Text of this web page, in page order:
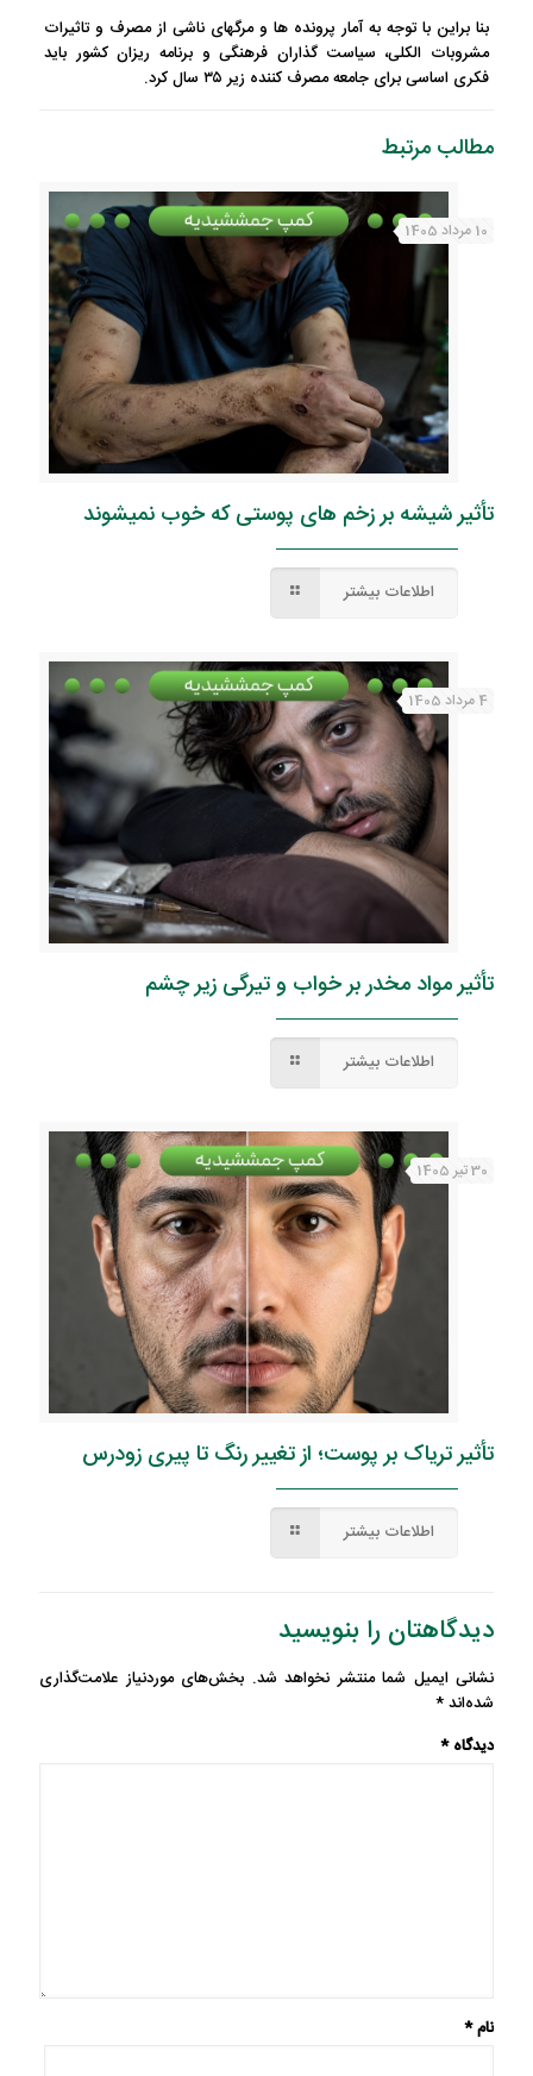
بنا براین با توجه به آمار پرونده ها و مرگهای ناشی از مصرف و تاثیرات
مشروبات الکلی، سیاست گذاران فرهنگی و برنامه ریزان کشور باید
فکری اساسی برای جامعه مصرف کننده زیر ۳۵ سال کرد.
مطالب مرتبط
10 مرداد 1405
تأثیر شیشه بر زخم های پوستی که خوب نمیشوند
اطلاعات بیشتر
4 مرداد 1405
تأثیر مواد مخدر بر خواب و تیرگی زیر چشم
اطلاعات بیشتر
30 تیر 1405
تأثیر تریاک بر پوست؛ از تغییر رنگ تا پیری زودرس
اطلاعات بیشتر
دیدگاهتان را بنویسید
نشانی ایمیل شما منتشر نخواهد شد. بخش‌های موردنیاز علامت‌گذاری
شده‌اند*
دیدگاه*
نام*